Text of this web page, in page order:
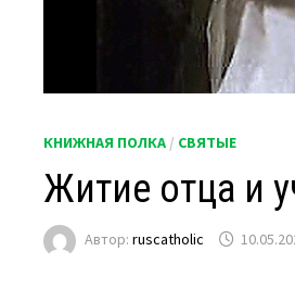
КНИЖНАЯ ПОЛКА / СВЯТЫЕ
Житие отца и
Автор:ruscatholic